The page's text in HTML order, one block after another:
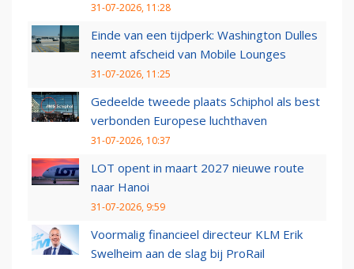
31-07-2026, 11:28
Einde van een tijdperk: Washington Dulles
neemt afscheid van Mobile Lounges
31-07-2026, 11:25
Gedeelde tweede plaats Schiphol als best
verbonden Europese luchthaven
31-07-2026, 10:37
LOT opent in maart 2027 nieuwe route
naar Hanoi
31-07-2026, 9:59
Voormalig financieel directeur KLM Erik
Swelheim aan de slag bij ProRail